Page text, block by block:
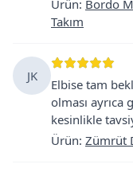
Ürün: Bordo
Takım
JK
Elbise tam
olması ayrıca
kesinlikle
Ürün: Zümrüt